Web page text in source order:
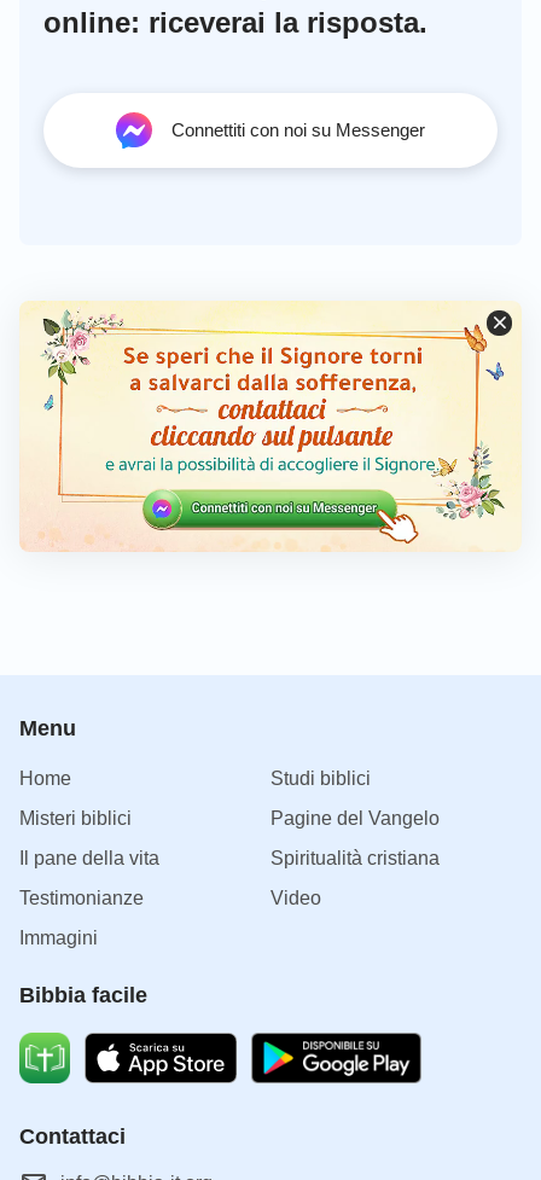
online: riceverai la risposta.
Connettiti con noi su Messenger
Menu
Home
Studi biblici
Misteri biblici
Pagine del Vangelo
Il pane della vita
Spiritualità cristiana
Testimonianze
Video
Immagini
Bibbia facile
Contattaci